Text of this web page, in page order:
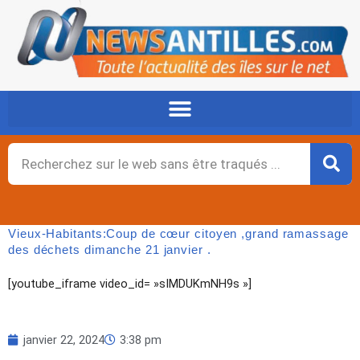
contenu
Rechercher
Vieux-Habitants:Coup de cœur citoyen ,grand ramassage
des déchets dimanche 21 janvier .
[youtube_iframe video_id= »sIMDUKmNH9s »]
janvier 22, 2024 3:38 pm